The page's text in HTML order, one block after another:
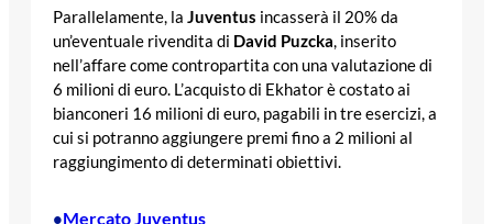
Parallelamente, la Juventus incasserà il 20% da
un’eventuale rivendita di David Puzcka, inserito
nell’affare come contropartita con una valutazione di
6 milioni di euro. L’acquisto di Ekhator è costato ai
bianconeri 16 milioni di euro, pagabili in tre esercizi, a
cui si potranno aggiungere premi fino a 2 milioni al
raggiungimento di determinati obiettivi.
•Mercato Juventus